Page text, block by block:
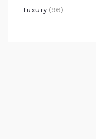
Luxury (96)